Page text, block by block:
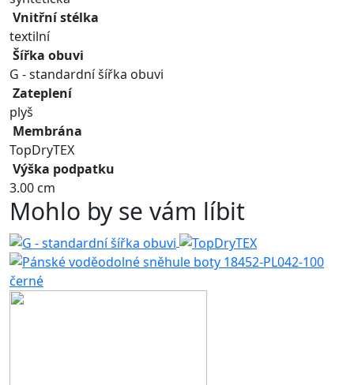
Vnitřní stélka
textilní
Šířka obuvi
G - standardní šířka obuvi
Zateplení
plyš
Membrána
TopDryTEX
Výška podpatku
3.00 cm
Mohlo by se vám líbit